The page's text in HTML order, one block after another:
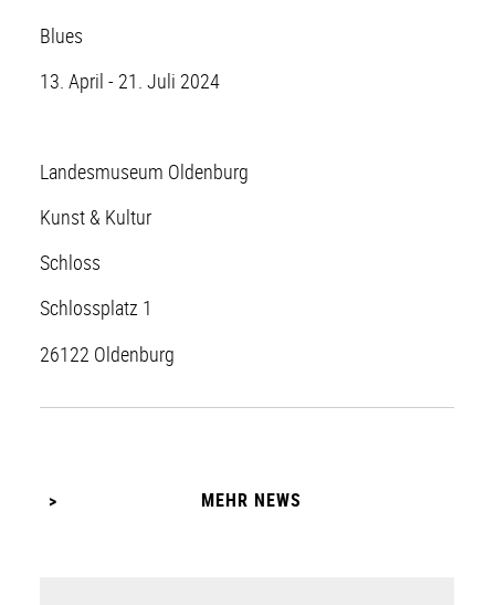
Blues
13. April - 21. Juli 2024
Landesmuseum Oldenburg
Kunst & Kultur
Schloss
Schlossplatz 1
26122 Oldenburg
MEHR NEWS